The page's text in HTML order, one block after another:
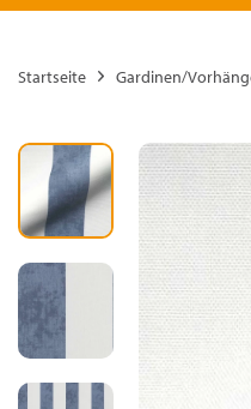
Startseite Gardinen/